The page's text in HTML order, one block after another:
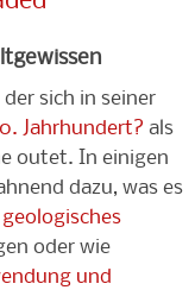
sich in seiner
Jahrhundert? als
outet. In einigen
dazu, was es
geologisches
oder wie
und